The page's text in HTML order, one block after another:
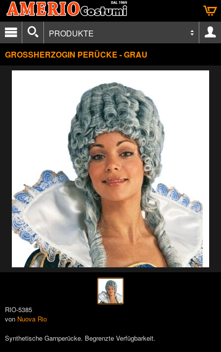
PRODUKTE
GROSSHERZOGIN PERÜCKE - GRAU
RIO-5385
von Nuova Rio
Synthetische Garnperücke. Begrenzte Verfügbarkeit.